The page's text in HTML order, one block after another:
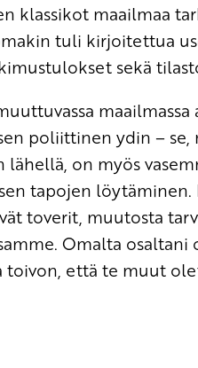
klassikot maailmaa
tuli kirjoitettua
sekä
poliittinen ydin –
lähellä, on myös
tapojen
toverit, muutosta
Omalta
että te muut